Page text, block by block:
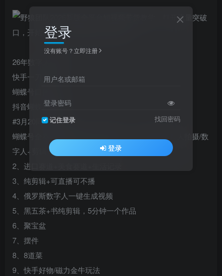
26年数字人直播
快手一刀不剪
蝴蝶号口播带货
抖音蝴蝶IA带货
#3月20同步更新：
蝴蝶号全赛道升级版课程持续更新1、原创口播+真人拍摄/数
字人+剪辑+直播
2、进口赛道+美食赛道+生活记录
3、纯剪辑+可直播可不播
4、俄罗斯数字人一键生成视频
5、黑五茶+书纯剪辑，5分钟一个作品
6、聚宝盆
7、摆件
8、8道菜
9、快手好物/磁力金牛玩法
登录
没有账号？立即注册
用户名或邮箱
登录密码
记住登录 找回密码
登录